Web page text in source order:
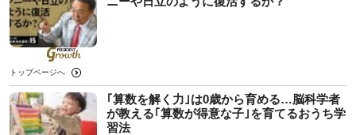
トップページへ
｢算数を解く力｣は0歳から育める…脳科学者
が教える｢算数が得意な子｣を育てるおうち学
習法